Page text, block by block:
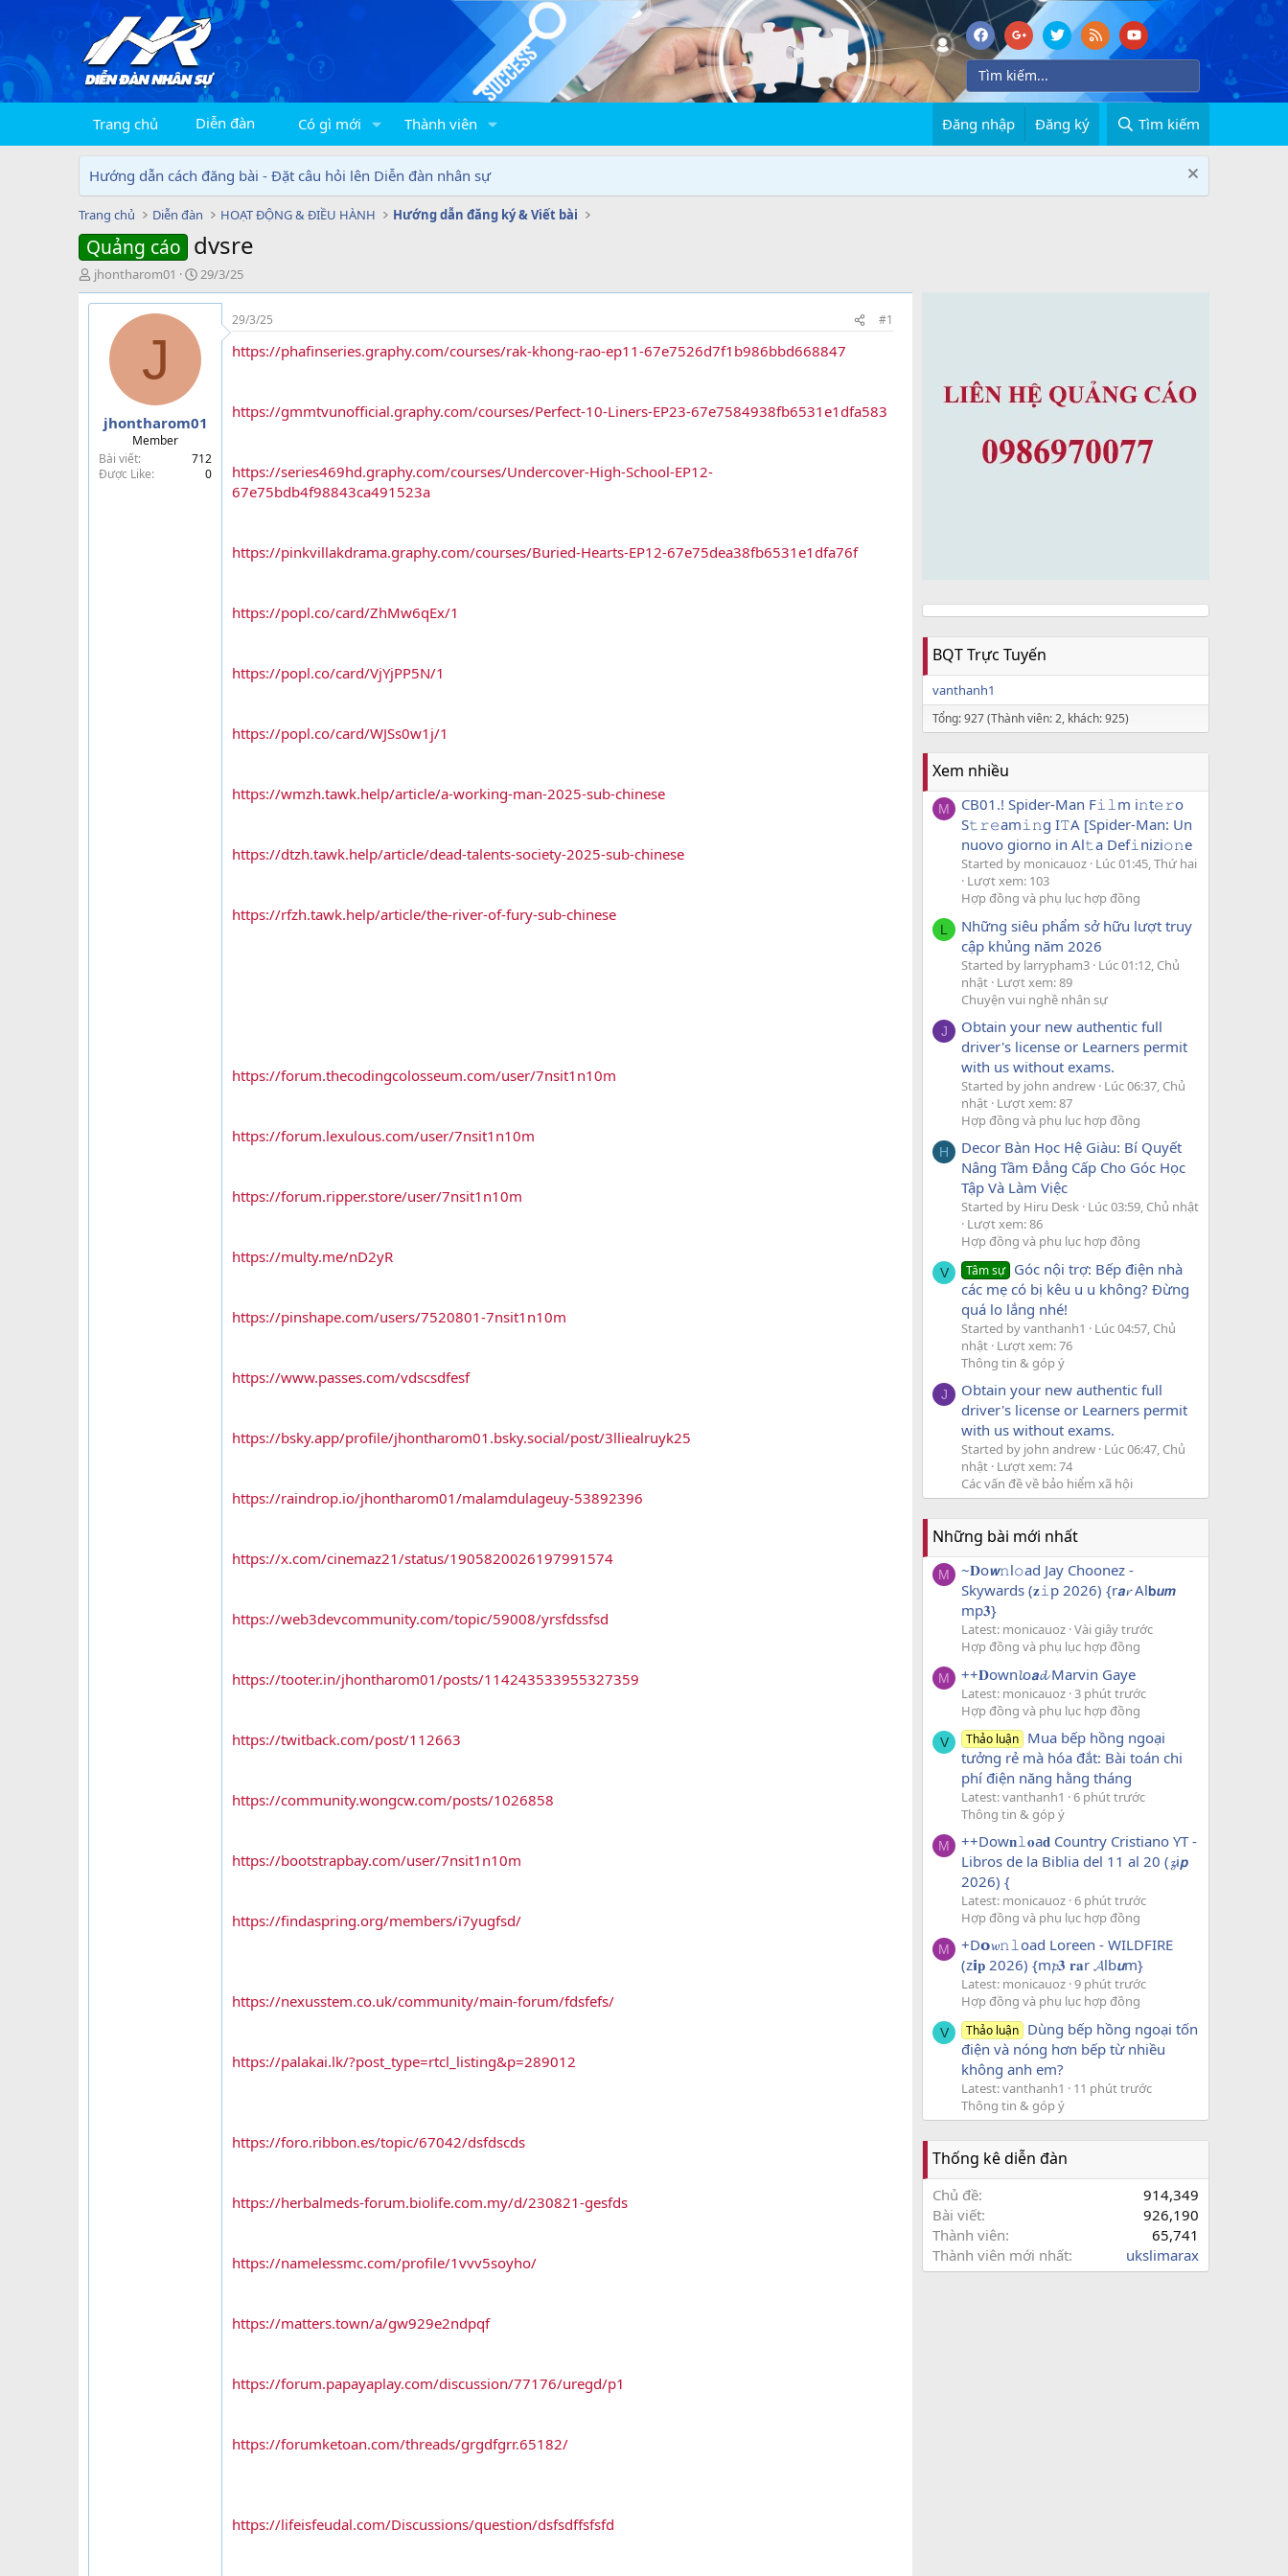
Trang chủ Diễn đàn Có gì mới Thành viên Đăng nhập Đăng ký Tìm kiếm
Hướng dẫn cách đăng bài - Đặt câu hỏi lên Diễn đàn nhân sự
Trang chủ Diễn đàn HOẠT ĐỘNG & ĐIỀU HÀNH Hướng dẫn đăng ký & Viết bài
Quảng cáo dvsre
T
h
r
jhontharom01
N
g
à
ử
i
29/3/25
J
jhontharom01
Member
Bài viết
712
Được Like
0
29/3/25 #1
https://phafinseries.graphy.com/courses/rak-khong-rao-ep11-67e7526d7f1b986bbd668847
https://gmmtvunofficial.graphy.com/courses/Perfect-10-Liners-EP23-67e7584938fb6531e1dfa583
https://series469hd.graphy.com/courses/Undercover-High-School-EP12-
67e75bdb4f98843ca491523a
https://pinkvillakdrama.graphy.com/courses/Buried-Hearts-EP12-67e75dea38fb6531e1dfa76f
https://popl.co/card/ZhMw6qEx/1
https://popl.co/card/VjYjPP5N/1
https://popl.co/card/WJSs0w1j/1
https://wmzh.tawk.help/article/a-working-man-2025-sub-chinese
https://dtzh.tawk.help/article/dead-talents-society-2025-sub-chinese
https://rfzh.tawk.help/article/the-river-of-fury-sub-chinese
https://forum.thecodingcolosseum.com/user/7nsit1n10m
https://forum.lexulous.com/user/7nsit1n10m
https://forum.ripper.store/user/7nsit1n10m
https://multy.me/nD2yR
https://pinshape.com/users/7520801-7nsit1n10m
https://www.passes.com/vdscsdfesf
https://bsky.app/profile/jhontharom01.bsky.social/post/3lliealruyk25
https://raindrop.io/jhontharom01/malamdulageuy-53892396
https://x.com/cinemaz21/status/1905820026197991574
https://web3devcommunity.com/topic/59008/yrsfdssfsd
https://tooter.in/jhontharom01/posts/114243533955327359
https://twitback.com/post/112663
https://community.wongcw.com/posts/1026858
https://bootstrapbay.com/user/7nsit1n10m
https://findaspring.org/members/i7yugfsd/
https://nexusstem.co.uk/community/main-forum/fdsfefs/
https://palakai.lk/?post_type=rtcl_listing&p=289012
https://foro.ribbon.es/topic/67042/dsfdscds
https://herbalmeds-forum.biolife.com.my/d/230821-gesfds
https://namelessmc.com/profile/1vvv5soyho/
https://matters.town/a/gw929e2ndpqf
https://forum.papayaplay.com/discussion/77176/uregd/p1
https://forumketoan.com/threads/grgdfgrr.65182/
https://lifeisfeudal.com/Discussions/question/dsfsdffsfsfd
BQT Trực Tuyến
vanthanh1
Tổng: 927 (Thành viên: 2, khách: 925)
Xem nhiều
M
CB01.! Spider-Man F𝚒𝚕m i𝚗t𝚎𝚛o
S𝚝𝚛𝚎am𝚒𝚗g I𝚃A [Spider-Man: Un
nuovo giorno in Al𝚝a Def𝚒nizi𝚘𝚗e
Started by monicauoz Lúc 01:45, Thứ hai
Lượt xem: 103
Hợp đồng và phụ lục hợp đồng
L
Những siêu phẩm sở hữu lượt truy
cập khủng năm 2026
Started by larrypham3 Lúc 01:12, Chủ
nhật Lượt xem: 89
Chuyện vui nghề nhân sự
J
Obtain your new authentic full
driver's license or Learners permit
with us without exams.
Started by john andrew Lúc 06:37, Chủ
nhật Lượt xem: 87
Hợp đồng và phụ lục hợp đồng
H
Decor Bàn Học Hệ Giàu: Bí Quyết
Nâng Tầm Đẳng Cấp Cho Góc Học
Tập Và Làm Việc
Started by Hiru Desk Lúc 03:59, Chủ nhật
Lượt xem: 86
Hợp đồng và phụ lục hợp đồng
V Tâm sự Góc nội trợ: Bếp điện nhà
các mẹ có bị kêu u u không? Đừng
quá lo lắng nhé!
Started by vanthanh1
Lúc 04:57, Chủ
nhật Lượt xem: 76
Thông tin & góp ý
J
Obtain your new authentic full
driver's license or Learners permit
with us without exams.
Started by john andrew Lúc 06:47, Chủ
nhật Lượt xem: 74
Các vấn đề về bảo hiểm xã hội
Những bài mới nhất
M
~𝐃o𝙬𝚗l𝚘ad Jay Choonez -
Skywards (𝐳𝚒p 2026) {r𝙖𝓻 Al𝗯𝙪𝙢
mp𝟑}
Latest: monicauoz Vài giây trước
Hợp đồng và phụ lục hợp đồng
M ++𝐃own𝓵o𝙖𝓭 Marvin Gaye
Latest: monicauoz 3 phút trước
Hợp đồng và phụ lục hợp đồng
V Thảo luận Mua bếp hồng ngoại
tưởng rẻ mà hóa đắt: Bài toán chi
phí điện năng hằng tháng
Latest: vanthanh1
6 phút trước
Thông tin & góp ý
M
++Dow𝐧𝚕𝐨a𝐝 Country Cristiano YT -
Libros de la Biblia del 11 al 20 (𝔃i𝙥
2026) {
Latest: monicauoz 6 phút trước
Hợp đồng và phụ lục hợp đồng
M
+D𝗼𝔀𝚗𝚕oad Loreen - WILDFIRE
(z𝗶𝐩 2026) {m𝓹𝟑 𝐫𝐚r 𝓐lb𝙪m}
Latest: monicauoz 9 phút trước
Hợp đồng và phụ lục hợp đồng
V Thảo luận Dùng bếp hồng ngoại tốn
điện và nóng hơn bếp từ nhiều
không anh em?
Latest: vanthanh1
11 phút trước
Thông tin & góp ý
Thống kê diễn đàn
Chủ đề
914,349
Bài viết
926,190
Thành viên
65,741
Thành viên mới nhất
ukslimarax